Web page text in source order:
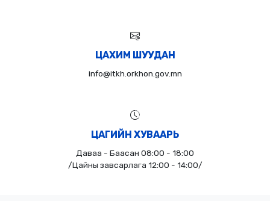
ЦАХИМ ШУУДАН
info@itkh.orkhon.gov.mn
ЦАГИЙН ХУВААРЬ
Даваа - Баасан 08:00 - 18:00
/Цайны завсарлага 12:00 - 14:00/